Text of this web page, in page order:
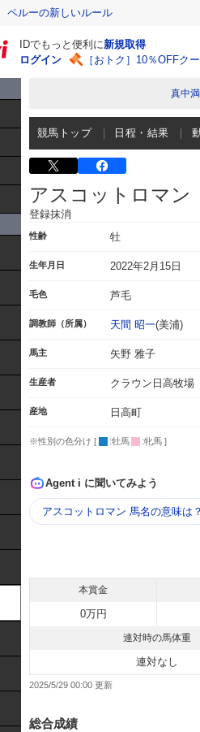
ルーの新しいルール
IDでもっと便利に新規取得
ログイン
［おトク］10％OFFク
真中
競馬トップ 日程・結果
アスコットロマン
登録抹消
性齢 牡
生年月日 2022年2月15日
毛色 芦毛
調教師（所属） 天間 昭一(美浦)
馬主 矢野 雅子
生産者 クラウン日高牧場
産地 日高町
※性別の色分け [ :牡馬 :牝馬 ]
Agent i に聞いてみよう
アスコットロマン 馬名の意味は？
本賞金
0万円
連対時の馬体重
連対なし
2025/5/29 00:00
総合成績